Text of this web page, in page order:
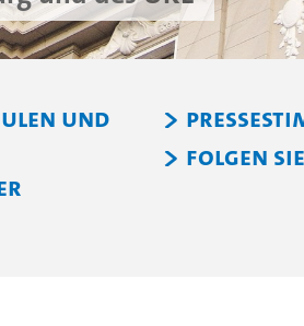
und
Folgen